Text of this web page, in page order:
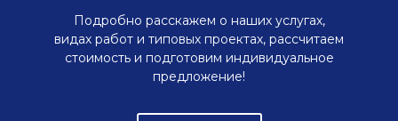
Подробно расскажем о наших услугах,
видах работ и типовых проектах, рассчитаем
стоимость и подготовим индивидуальное
предложение!